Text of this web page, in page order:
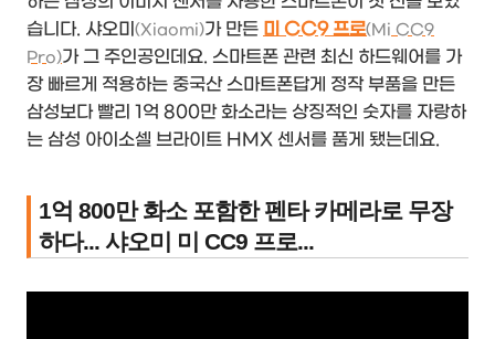
습니다. 샤오미 (Xiaomi)가 만든 미 CC9 프로(Mi CC9
Pro)가 그 주인공인데요. 스마트폰 관련 최신 하드웨어를 가
장 빠르게 적용하는 중국산 스마트폰답게 정작 부품을 만든
삼성보다 빨리 1억 800만 화소라는 상징적인 숫자를 자랑하
는 삼성 아이소셀 브라이트 HMX 센서를 품게 됐는데요.
1억 800만 화소 포함한 펜타 카메라로 무장
하다... 샤오미 미 CC9 프로...